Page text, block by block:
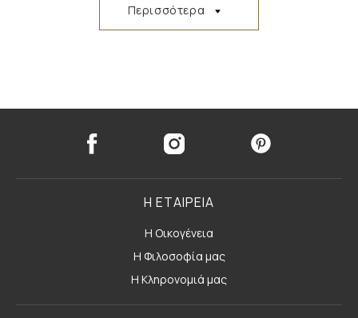
Περισσότερα
Η ΕΤΑΙΡΕΙΑ
Η Οικογένεια
Η Φιλοσοφία μας
Η Κληρονομιά μας